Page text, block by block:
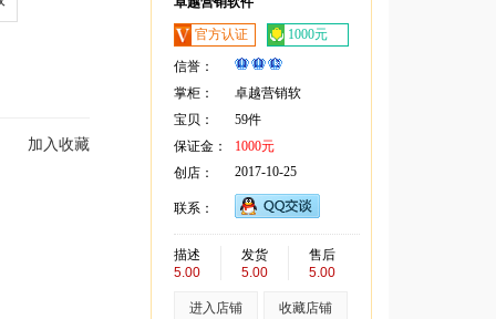
加入收藏
官方认证 1000元
信誉：
掌柜：
卓越营销软
宝贝：
59件
保证金：
1000元
创店：
2017-10-25
联系：
描述
5.00
发货
5.00
售后
5.00
进入店铺 收藏店铺